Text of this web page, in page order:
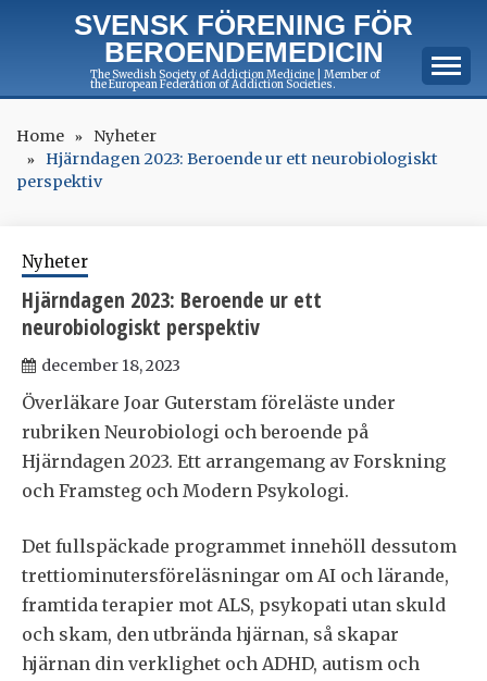
SVENSK FÖRENING FÖR
BEROENDEMEDICIN
The Swedish Society of Addiction Medicine | Member of
the European Federation of Addiction Societies.
Home
Nyheter
Hjärndagen 2023: Beroende ur ett neurobiologiskt
perspektiv
Nyheter
Hjärndagen 2023: Beroende ur ett
neurobiologiskt perspektiv
december 18, 2023
Överläkare Joar Guterstam föreläste under
rubriken Neurobiologi och beroende på
Hjärndagen 2023. Ett arrangemang av Forskning
och Framsteg och Modern Psykologi.
Det fullspäckade programmet innehöll dessutom
trettiominutersföreläsningar om AI och lärande,
framtida terapier mot ALS, psykopati utan skuld
och skam, den utbrända hjärnan, så skapar
hjärnan din verklighet och ADHD, autism och